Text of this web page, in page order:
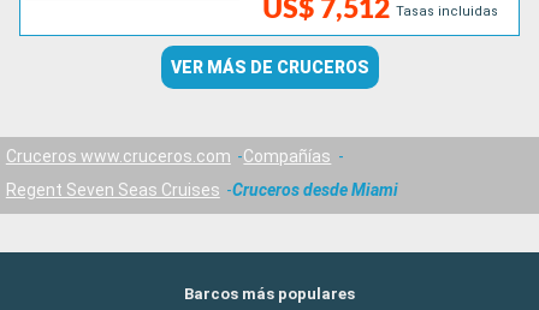
US$ 7,512 Tasas incluidas
VER MÁS DE CRUCEROS
Cruceros www.cruceros.com
Compañías
Regent Seven Seas Cruises
Cruceros desde Miami
Barcos más populares